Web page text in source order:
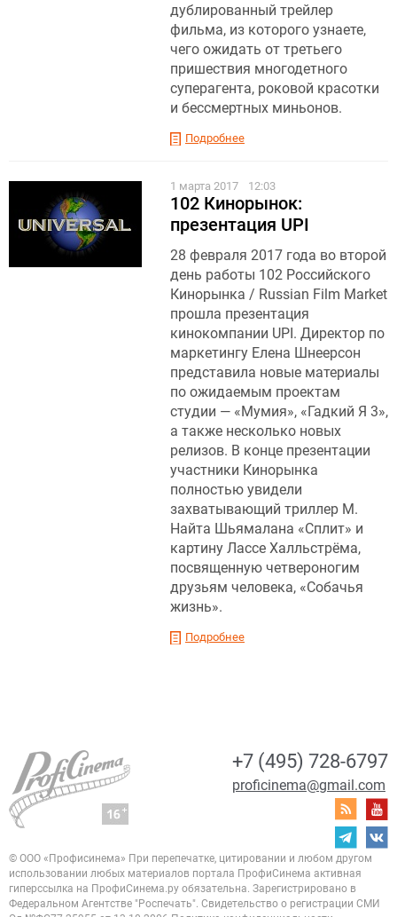
дублированный трейлер
фильма, из которого узнаете,
чего ожидать от третьего
пришествия многодетного
суперагента, роковой красотки
и бессмертных миньонов.
Подробнее
1 марта 2017 12:03
102 Кинорынок:
презентация UPI
28 февраля 2017 года во второй
день работы 102 Российского
Кинорынка / Russian Film Market
прошла презентация
кинокомпании UPI. Директор по
маркетингу Елена Шнеерсон
представила новые материалы
по ожидаемым проектам
студии — «Мумия», «Гадкий Я 3»,
а также несколько новых
релизов. В конце презентации
участники Кинорынка
полностью увидели
захватывающий триллер М.
Найта Шьямалана «Сплит» и
картину Лассе Халльстрёма,
посвященную четвероногим
друзьям человека, «Собачья
жизнь».
Подробнее
+7 (495) 728-6797
proficinema@gmail.com
© ООО «Профисинема» При перепечатке, цитировании и любом другом
использовании любых материалов портала ПрофиСинема активная
гиперссылка на ПрофиСинема.ру обязательна. Зарегистрировано в
Федеральном Агентстве "Роспечать". Свидетельство о регистрации СМИ